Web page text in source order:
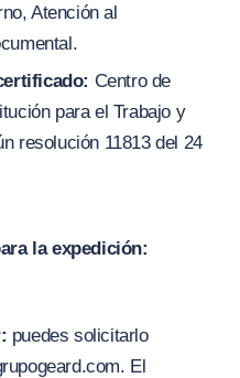
Atención al
Centro de
para el Trabajo y
resolución 11813 del 24
la expedición:
puedes solicitarlo
. El